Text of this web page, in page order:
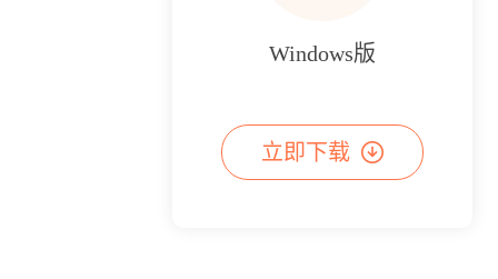
Windows版
立即下载